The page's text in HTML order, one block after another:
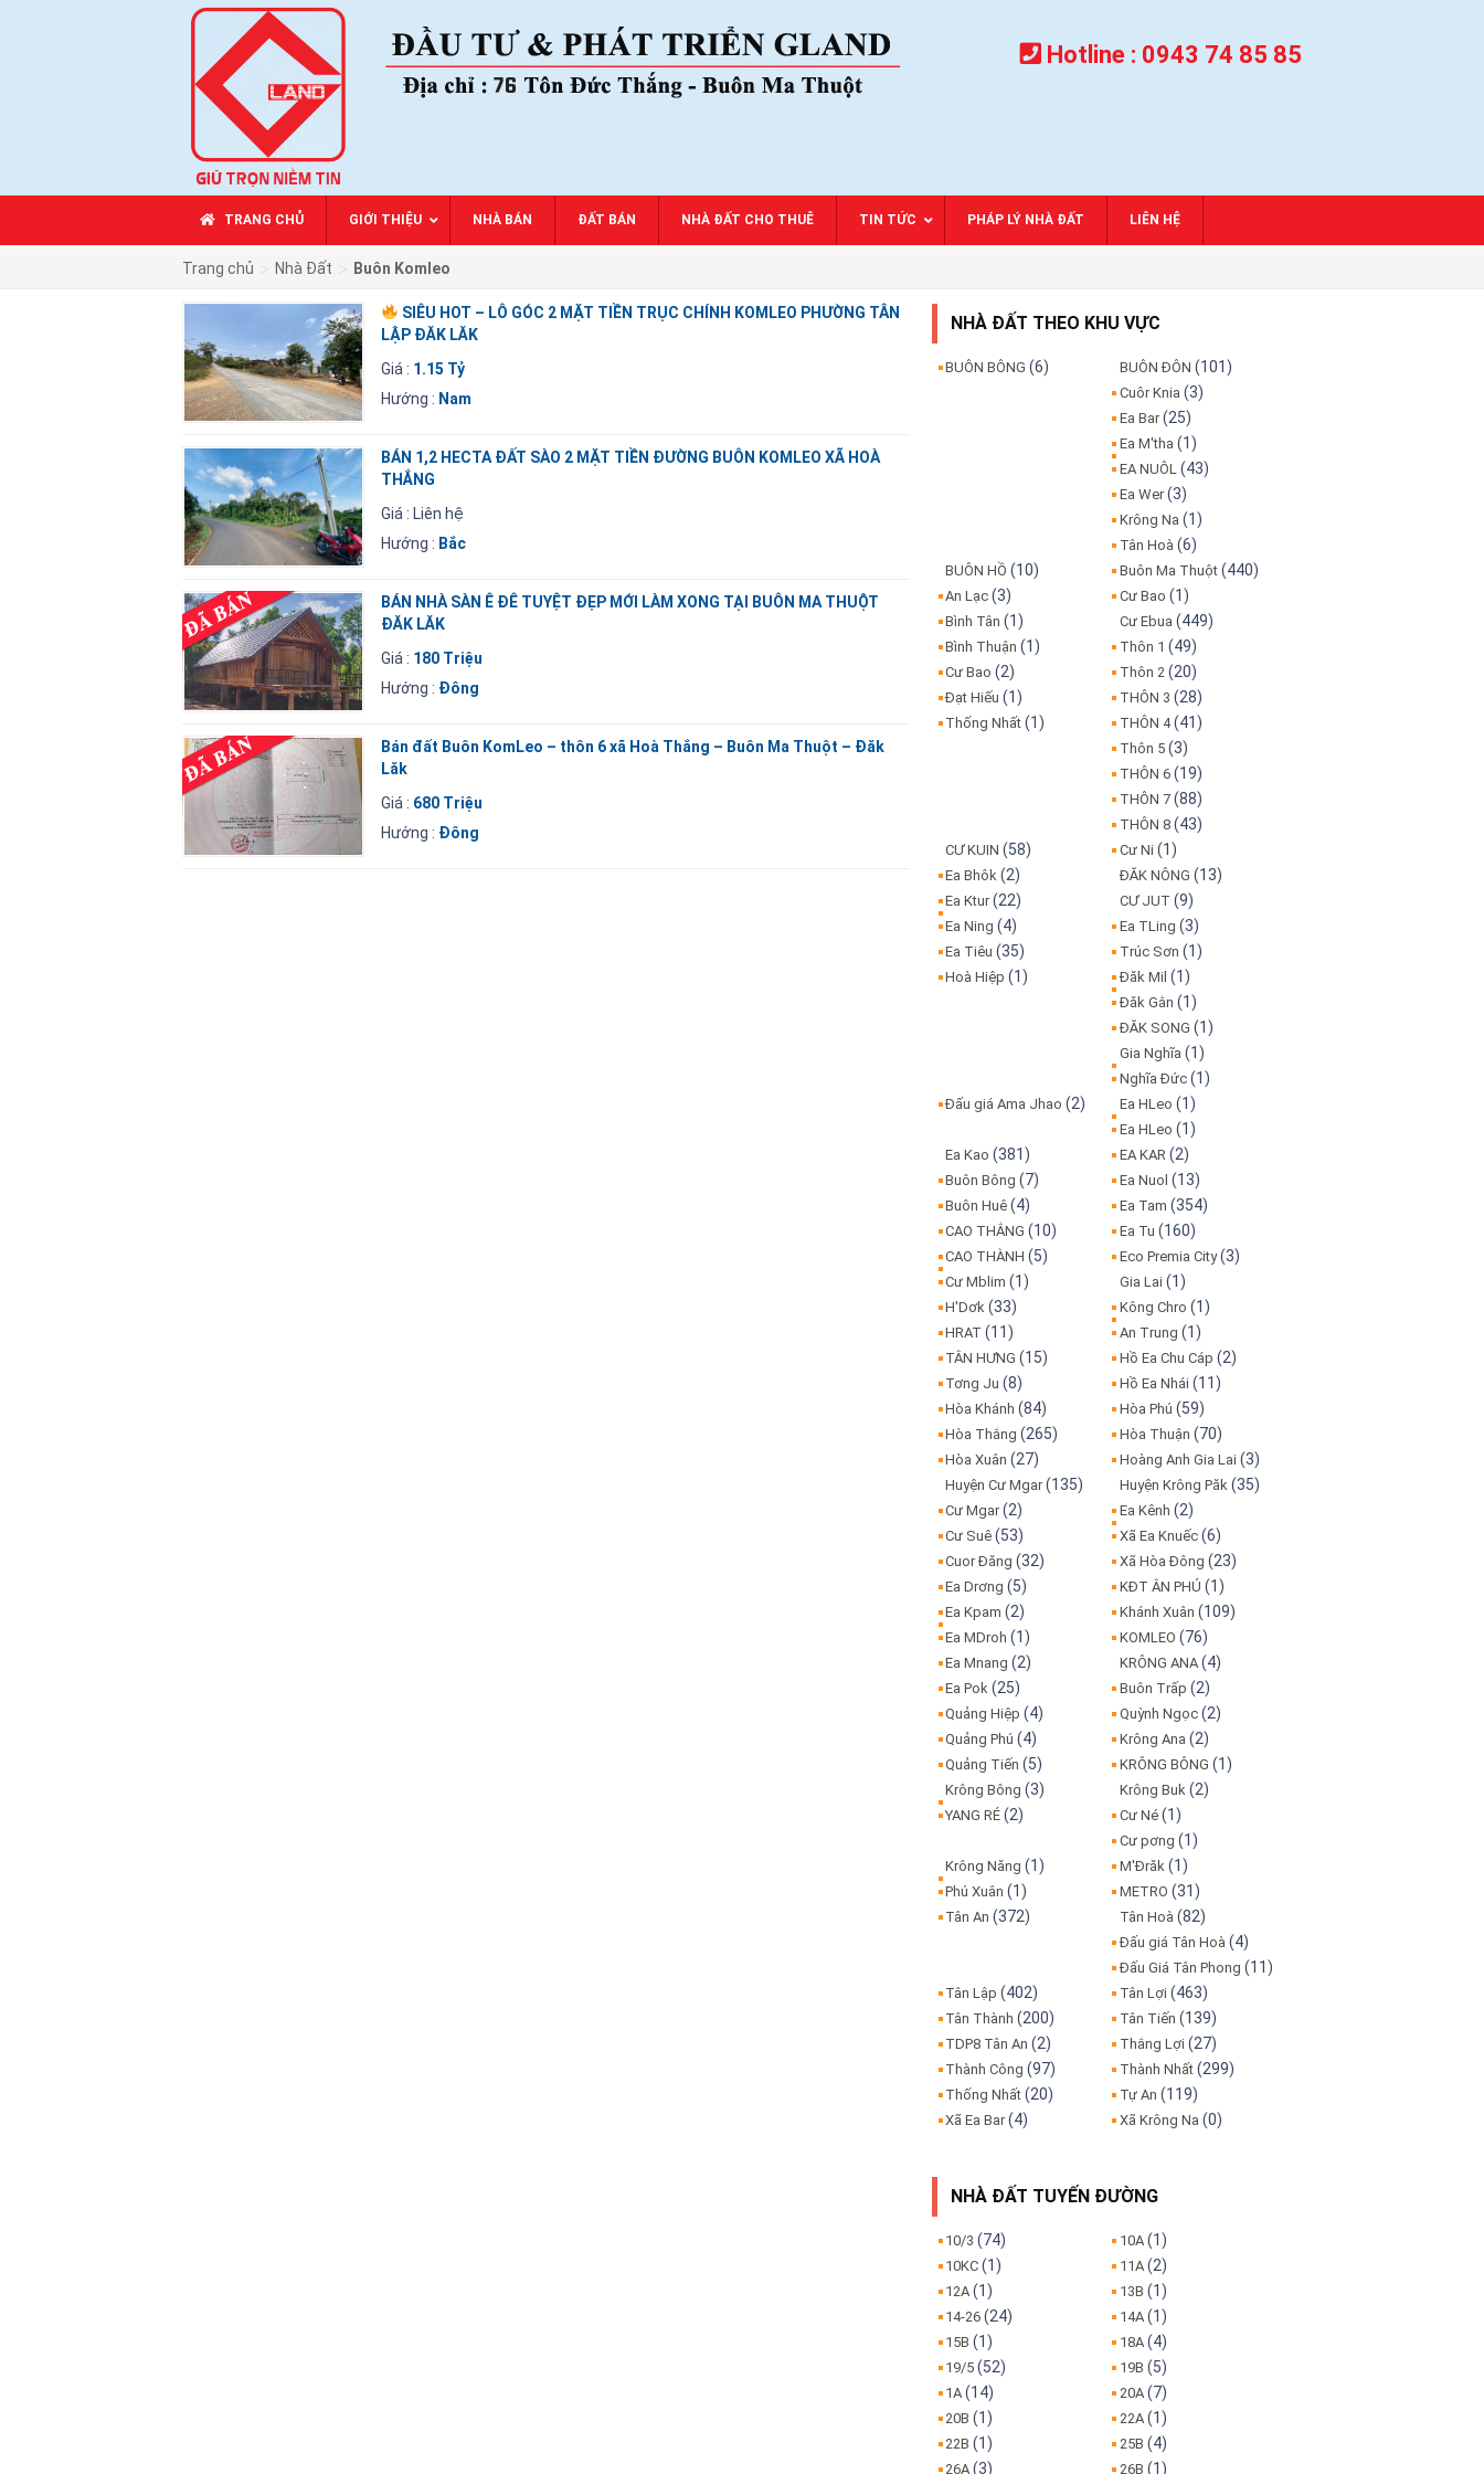
Hotline : 0943 74 85 85
TRANG CHỦ GIỚI THIỆU NHÀ BÁN ĐẤT BÁN NHÀ ĐẤT CHO THUÊ TIN TỨC PHÁP LÝ NHÀ ĐẤT LIÊN HỆ
Trang chủ Nhà Đất Buôn Komleo
SIÊU HOT – LÔ GÓC 2 MẶT TIỀN TRỤC CHÍNH KOMLEO PHƯỜNG TÂN
LẬP ĐĂK LĂK
Giá : 1.15 Tỷ
Hướng : Nam
BÁN 1,2 HECTA ĐẤT SÀO 2 MẶT TIỀN ĐƯỜNG BUÔN KOMLEO XÃ HOÀ
THẮNG
Giá : Liên hệ
Hướng : Bắc
BÁN NHÀ SÀN Ê ĐÊ TUYỆT ĐẸP MỚI LÀM XONG TẠI BUÔN MA THUỘT
ĐĂK LĂK
Giá : 180 Triệu
Hướng : Đông
Bán đất Buôn KomLeo – thôn 6 xã Hoà Thắng – Buôn Ma Thuột – Đăk
Lăk
Giá : 680 Triệu
Hướng : Đông
NHÀ ĐẤT THEO KHU VỰC
BUÔN BÔNG (6) BUÔN ĐÔN (101)
Cuôr Knia (3)
Ea Bar(25)
Ea M'tha (1)
EA NUÔL (43)
Ea Wer(3)
Krông Na (1)
Tân Hoà (6)
BUÔN HỒ (10)
An Lạc (3)
Bình Tân (1)
Bình Thuận (1)
Cư Bao (2)
Đạt Hiếu (1)
Thống Nhất (1)
Buôn Ma Thuột(440)
Cư Bao (1)
Cư Ebua (449)
Thôn 1 (49)
Thôn 2 (20)
THÔN 3 (28)
THÔN 4(41)
Thôn 5(3)
THÔN 6(19)
THÔN 7(88)
THÔN 8(43)
CƯ KUIN (58)
Ea Bhôk (2)
Ea Ktur(22)
Ea Ning (4)
Ea Tiêu (35)
Hoà Hiệp (1)
Cư Ni(1)
ĐĂK NÔNG (13)
CƯ JUT (9)
Ea TLing (3)
Trúc Sơn (1)
Đăk Mil (1)
Đăk Gằn (1)
ĐĂK SONG (1)
Gia Nghĩa (1)
Nghĩa Đức(1)
Đấu giá Ama Jhao (2) Ea HLeo (1)
Ea HLeo (1)
Ea Kao (381)
Buôn Bông (7)
Buôn Huê (4)
CAO THẮNG (10)
CAO THÀNH (5)
Cư Mblim (1)
H'Dơk (33)
HRAT (11)
TÂN HƯNG (15)
Tơng Ju (8)
EA KAR (2)
Ea Nuol (13)
Ea Tam (354)
Ea Tu (160)
Eco Premia City(3)
Gia Lai(1)
Kông Chro (1)
An Trung (1)
Hồ Ea Chu Cáp (2)
Hồ Ea Nhái(11)
Hòa Khánh (84) Hòa Phú (59)
Hòa Thắng (265) Hòa Thuận (70)
Hòa Xuân (27) Hoàng Anh Gia Lai(3)
Huyện Cư Mgar(135)
Cư Mgar(2)
Cư Suê (53)
Cuor Đăng (32)
Ea Drơng (5)
Ea Kpam (2)
Ea MDroh (1)
Ea Mnang (2)
Ea Pok (25)
Quảng Hiệp (4)
Quảng Phú (4)
Quảng Tiến (5)
Huyện Krông Păk (35)
Ea Kênh (2)
Xã Ea Knuếc(6)
Xã Hòa Đông (23)
KĐT ÂN PHÚ (1)
Khánh Xuân (109)
KOMLEO (76)
KRÔNG ANA(4)
Buôn Trấp (2)
Quỳnh Ngọc(2)
Krông Ana (2)
KRÔNG BÔNG (1)
Krông Bông (3)
YANG RÉ (2)
Krông Buk (2)
Cư Né(1)
Cư pơng (1)
Krông Năng (1)
Phú Xuân (1)
M'Đrăk (1)
METRO (31)
Tân An (372) Tân Hoà (82)
Đấu giá Tân Hoà (4)
Đấu Giá Tân Phong (11)
Tân Lập (402) Tân Lợi(463)
Tân Thành (200) Tân Tiến (139)
TDP8 Tân An (2) Thắng Lợi(27)
Thành Công (97) Thành Nhất(299)
Thống Nhất (20) Tự An (119)
Xã Ea Bar(4) Xã Krông Na (0)
NHÀ ĐẤT TUYẾN ĐƯỜNG
10/3 (74) 10A(1)
10KC (1) 11A(2)
12A (1) 13B (1)
14-26 (24) 14A(1)
15B (1) 18A(4)
19/5 (52) 19B (5)
1A (14) 20A(7)
20B (1) 22A(1)
22B (1) 25B (4)
26A (3) 26B (1)